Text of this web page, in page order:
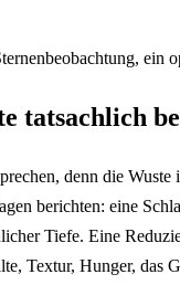
ein
tatsachlich
denn die
berichten: eine
Tiefe. Eine
Textur, Hunger, das